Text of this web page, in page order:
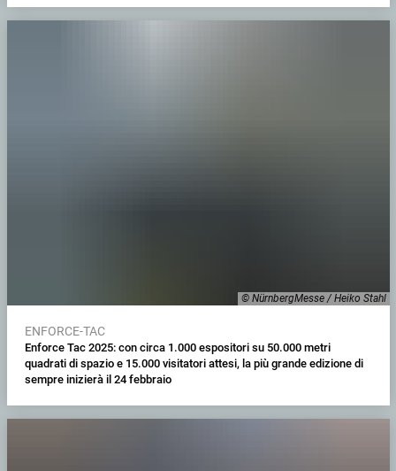
© NürnbergMesse / Heiko Stahl
ENFORCE-TAC
Enforce Tac 2025: con circa 1.000 espositori su 50.000 metri
quadrati di spazio e 15.000 visitatori attesi, la più grande edizione di
sempre inizierà il 24 febbraio